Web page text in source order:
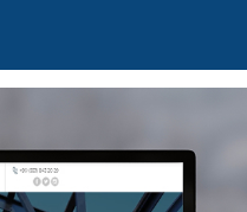
Web Mail